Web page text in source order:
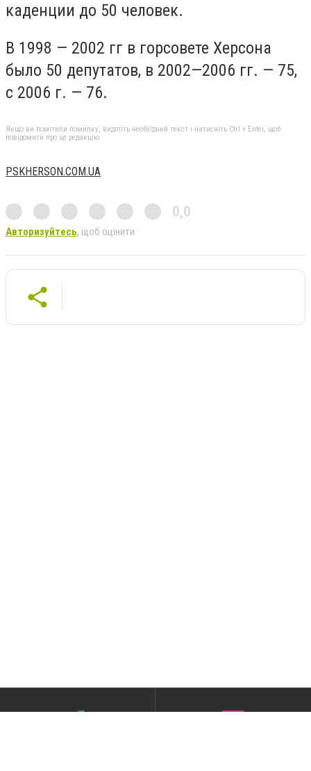
каденции до 50 человек.
В 1998 — 2002 гг в горсовете Херсона
было 50 депутатов, в 2002—2006 гг. — 75,
с 2006 г. — 76.
Якщо ви помітили помилку, виділіть необхідний текст і натисніть Ctrl + Enter, щоб
повідомити про це редакцію
PSKHERSON.COM.UA
0,0
Авторизуйтесь, щоб оцінити